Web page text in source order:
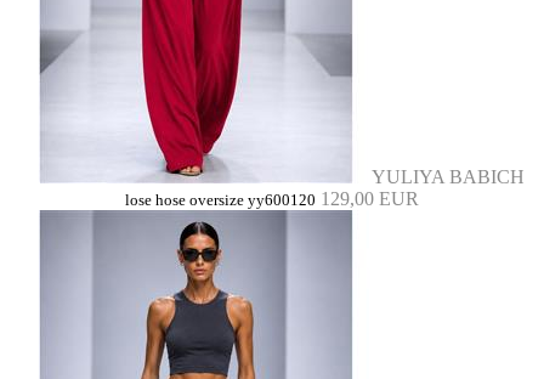
YULIYA BABICH
lose hose oversize yy600120 129,00 EUR